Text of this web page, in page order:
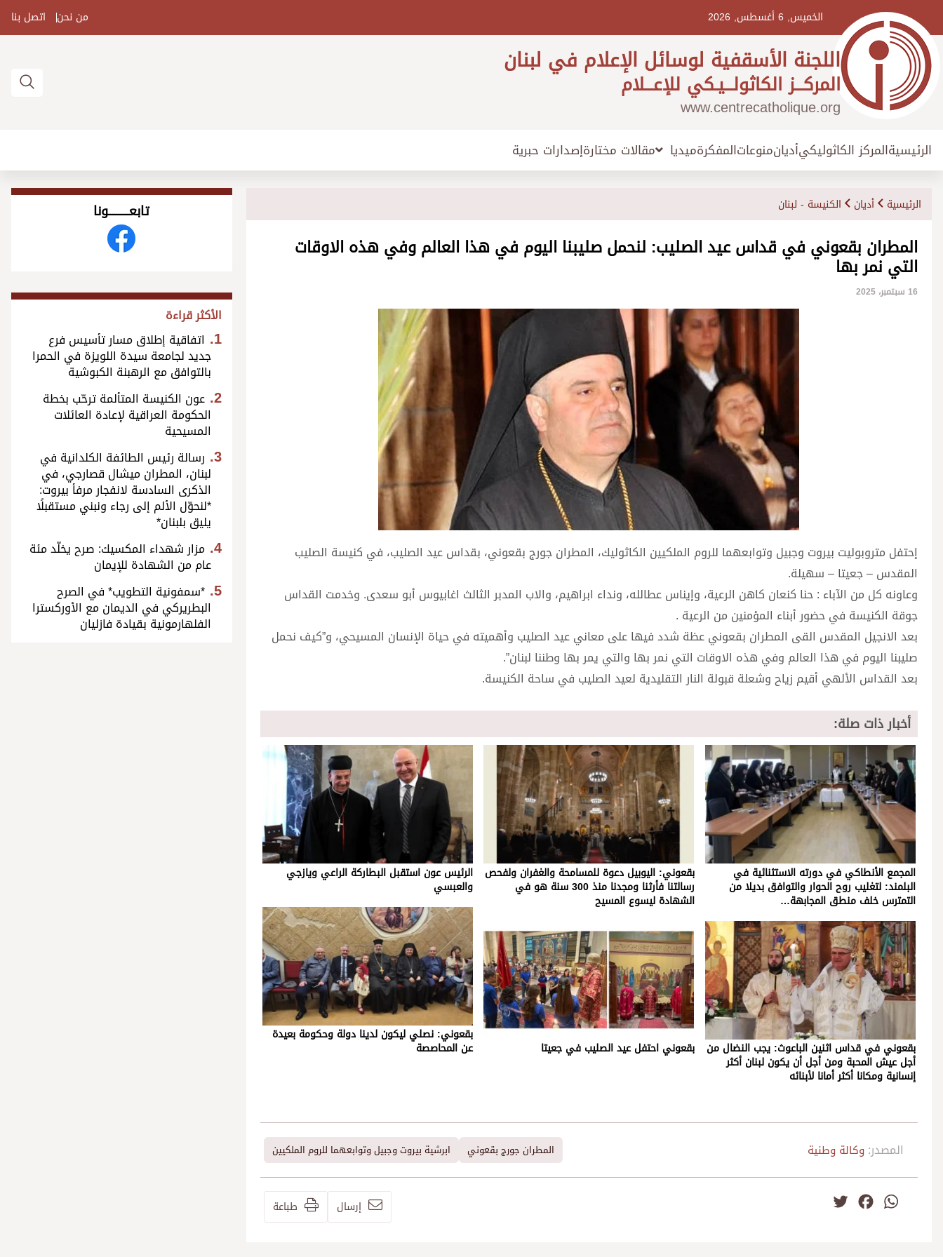
الخميس, 6 أغسطس, 2026 من نحن اتصل بنا
اللجنة الأسقفية لوسائل الإعلام في لبنان
المركـــز الكاثولـــيـكي للإعـــلام
www.centrecatholique.org
الرئيسيةالمركز الكاثوليكيأديانمنوعاتالمفكرةميديا مقالات مختارةإصدارات حبرية
الرئيسية أديان الكنيسة - لبنان
المطران بقعوني في قداس عيد الصليب: لنحمل صليبنا اليوم في هذا العالم وفي هذه الاوقات
التي نمر بها
16 سبتمبر، 2025
إحتفل متروبوليت بيروت وجبيل وتوابعهما للروم الملكيين الكاثوليك، المطران جورج بقعوني، بقداس عيد الصليب، في كنيسة الصليب
المقدس – جعيتا – سهيلة.
وعاونه كل من الآباء : حنا كنعان كاهن الرعية، وإيناس عطالله، ونداء ابراهيم، والاب المدبر الثالث اغابيوس أبو سعدى. وخدمت القداس
جوقة الكنيسة في حضور أبناء المؤمنين من الرعية .
بعد الانجيل المقدس القى المطران بقعوني عظة شدد فيها على معاني عيد الصليب وأهميته في حياة الإنسان المسيحي، و”كيف نحمل
صليبنا اليوم في هذا العالم وفي هذه الاوقات التي نمر بها والتي يمر بها وطننا لبنان”.
بعد القداس الألهي أقيم زياح وشعلة قبولة النار التقليدية لعيد الصليب في ساحة الكنيسة.
أخبار ذات صلة:
المجمع الأنطاكي في دورته الاستثنائية في
البلمند: لتغليب روح الحوار والتوافق بديلا من
التمترس خلف منطق المجابهة…
بقعوني في قداس اثنين الباعوث: يجب النضال من
أجل عيش المحبة ومن أجل أن يكون لبنان أكثر
إنسانية ومكانا أكثر أمانا لأبنائه
بقعوني: اليوبيل دعوة للمسامحة والغفران ولفحص
رسالتنا فأرثنا ومجدنا منذ 300 سنة هو في
الشهادة ليسوع المسيح
بقعوني احتفل عيد الصليب في جعيتا
الرئيس عون استقبل البطاركة الراعي ويازجي
والعبسي
بقعوني: نصلي ليكون لدينا دولة وحكومة بعيدة
عن المحاصصة
المصدر: وكالة وطنية المطران جورج بقعوني ابرشية بيروت وجبيل وتوابعهما للروم الملكيين
WhatsApp
Facebook إرسال طباعة
تابعــــــــــونا
الأكثر قراءة
اتفاقية إطلاق مسار تأسيس فرع
جديد لجامعة سيدة اللويزة في الحمرا
بالتوافق مع الرهبنة الكبوشية
عون الكنيسة المتألمة ترحّب بخطة
الحكومة العراقية لإعادة العائلات
المسيحية
رسالة رئيس الطائفة الكلدانية في
لبنان، المطران ميشال قصارجي، في
الذكرى السادسة لانفجار مرفأ بيروت:
*لنحوّل الألم إلى رجاء ونبني مستقبلًا
يليق بلبنان*
مزار شهداء المكسيك: صرح يخلّد مئة
عام من الشهادة للإيمان
*سمفونية التطويب* في الصرح
البطريركي في الديمان مع الأوركسترا
الفلهارمونية بقيادة فازليان